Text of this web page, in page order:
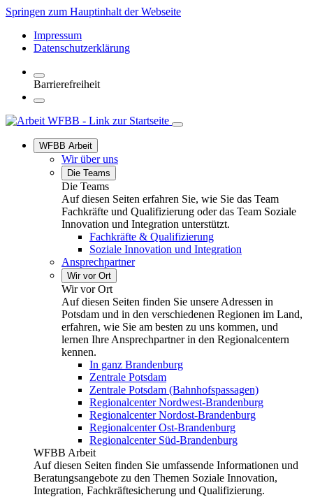
Springen zum Hauptinhalt der Webseite
Impressum
Datenschutzerklärung
Barrierefreiheit
WFBB Arbeit
Wir über uns
Die Teams
Die Teams
Auf diesen Seiten erfahren Sie, wie Sie das Team
Fachkräfte und Qualifizierung oder das Team Soziale
Innovation und Integration unterstützt.
Fachkräfte & Qualifizierung
Soziale Innovation und Integration
Ansprechpartner
Wir vor Ort
Wir vor Ort
Auf diesen Seiten finden Sie unsere Adressen in
Potsdam und in den verschiedenen Regionen im Land,
erfahren, wie Sie am besten zu uns kommen, und
lernen Ihre Ansprechpartner in den Regionalcentern
kennen.
In ganz Brandenburg
Zentrale Potsdam
Zentrale Potsdam (Bahnhofspassagen)
Regionalcenter Nordwest-Brandenburg
Regionalcenter Nordost-Brandenburg
Regionalcenter Ost-Brandenburg
Regionalcenter Süd-Brandenburg
WFBB Arbeit
Auf diesen Seiten finden Sie umfassende Informationen und
Beratungsangebote zu den Themen Soziale Innovation,
Integration, Fachkräftesicherung und Qualifizierung.